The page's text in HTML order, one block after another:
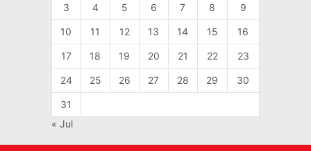
3 4 5 6 7 8 9
10 11 12 13 14 15 16
17 18 19 20 21 22 23
24 25 26 27 28 29 30
31
« Jul